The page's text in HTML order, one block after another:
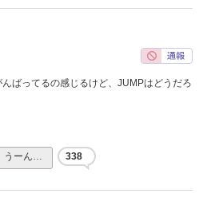
ばってるの感じるけど、JUMPはどうだろ
うーん… 338